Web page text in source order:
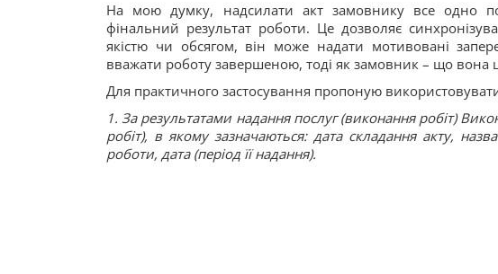
На мою думку, надсилати акт замовнику все одно
фінальний результат роботи. Це дозволяє
якістю чи обсягом, він може надати мотивовані
вважати роботу завершеною, тоді як замовник – що вона
Для практичного застосування пропоную
1. За результатами надання послуг (виконання робіт)
робіт), в якому зазначаються: дата складання акту,
роботи, дата (період її надання).